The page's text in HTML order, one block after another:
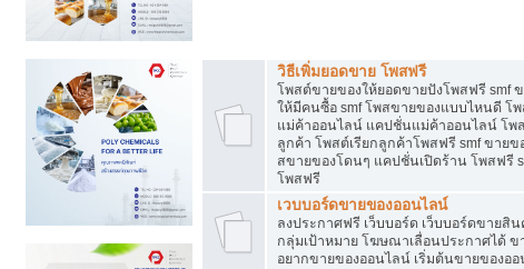
วิธีเพิ่มยอดขาย โพสฟรี
โพสต์ขายของให้ยอดขายปังโพสฟรี smf
ให้มีคนซื้อ smf โพสขายของแบบไหนดี โ
แม่ค้าออนไลน์ แคปชั่นแม่ค้าออนไลน์ โพส
ลูกค้า โพสต์เรียกลูกค้าโพสฟรี smf ขายข
สขายของโดนๆ แคปชั่นเปิดร้าน โพสฟรี
โพสฟรี
เวบบอร์ดขายของออนไลน์
ลงประกาศฟรี เว็บบอร์ด เว็บบอร์ดขายสิ
กลุ่มเป้าหมาย โฆษณาเลื่อนประกาศได้
อยากขายของออนไลน์ เริ่มต้นขายของอ